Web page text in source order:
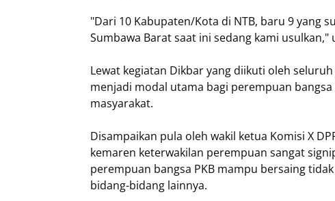
"Dari 10 Kabupaten/Kota di NTB, baru 9 yang
Sumbawa Barat saat ini sedang kami usulkan,"
Lewat kegiatan Dikbar yang diikuti oleh
menjadi modal utama bagi perempuan
masyarakat.
Disampaikan pula oleh wakil ketua Komisi X
kemaren keterwakilan perempuan sangat
perempuan bangsa PKB mampu bersaing
bidang-bidang lainnya.